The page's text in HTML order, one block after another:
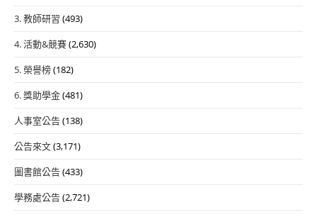
3. 教師研習 (493)
4. 活動&競賽(2,630)
5. 榮譽榜(182)
6. 獎助學金(481)
人事室公告(138)
公告來文(3,171)
圖書館公告(433)
學務處公告(2,721)